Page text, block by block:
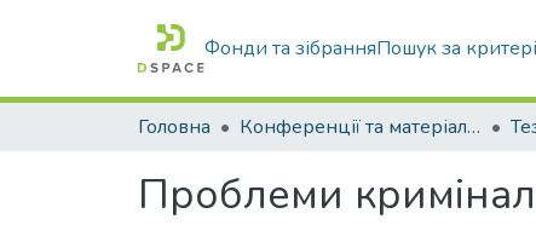
Фонди та зібранняПошук за
Головна Конференції та матеріали конференцій
Проблеми